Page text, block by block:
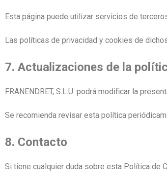
Esta página puede utilizar servicios de
Las políticas de privacidad y cookies de
7. Actualizaciones de la
FRANENDRET, S.L.U. podrá modificar la
Se recomienda revisar esta política
8. Contacto
Si tiene cualquier duda sobre esta Política de